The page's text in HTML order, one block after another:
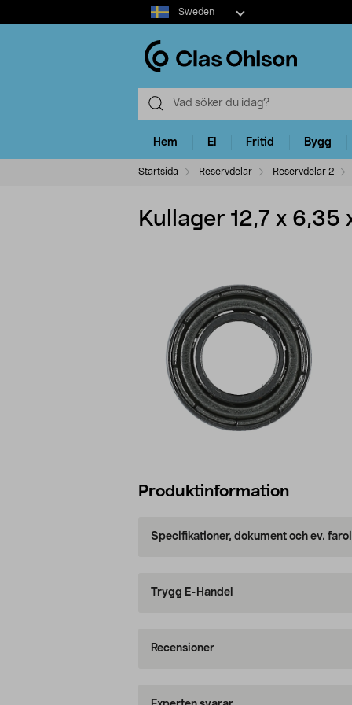
Select
market
Sweden
Hem El Fritid Bygg
Startsida Reservdelar Reservdelar 2
Kullager 12,7 x 6,35
Produktinformation
Specifikationer, dokument och ev.
Trygg E-Handel
Recensioner